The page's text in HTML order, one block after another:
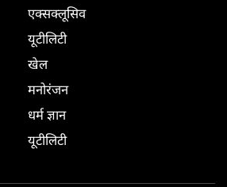
एक्सक्लूसिव
यूटीलिटी
खेल
मनोरंजन
धर्म ज्ञान
यूटीलिटी